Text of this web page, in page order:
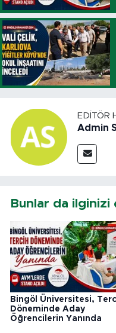
EDITÖR
Admin
Bunlar da ilginizi
Bingöl Üniversitesi,
Döneminde Aday
Öğrencilerin Yanında